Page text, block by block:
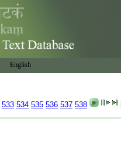
English
533 534 535 536 537 538